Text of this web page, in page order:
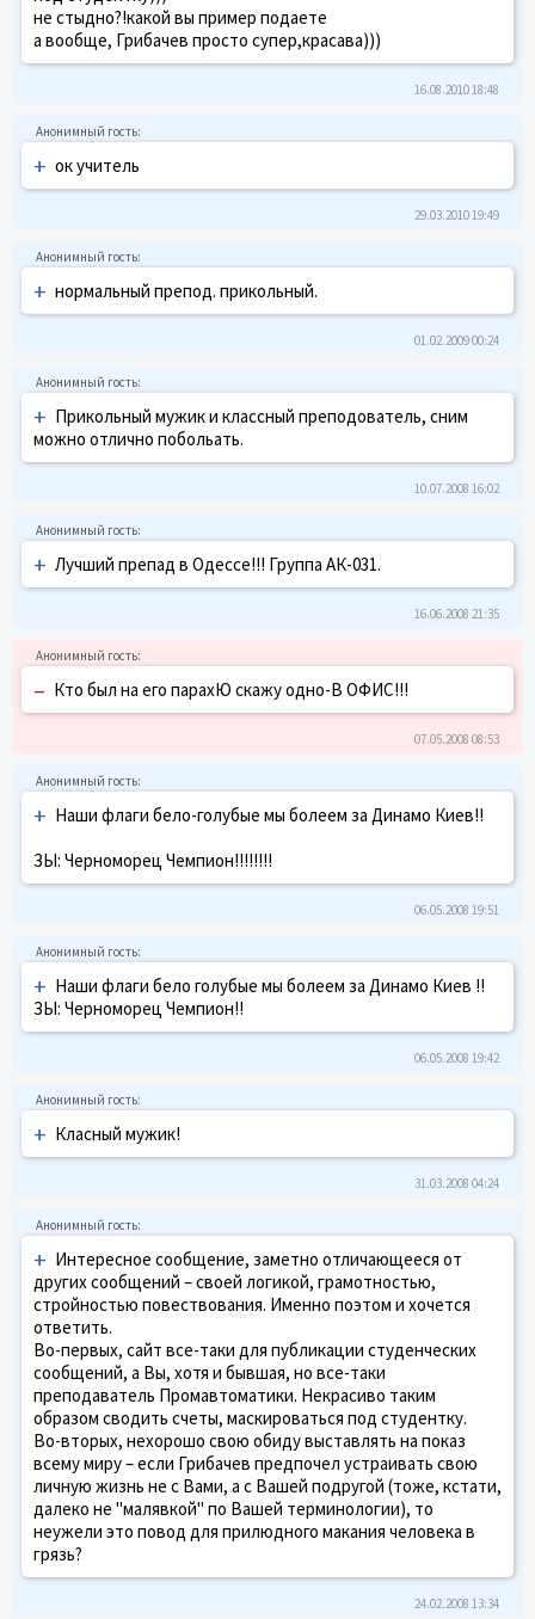
не стыдно?!какой вы пример подаете
а вообще, Грибачев просто супер,красава)))
16.08.2010 18:48
+ ок учитель
29.03.2010 19:49
+ нормальный препод. прикольный.
01.02.2009 00:24
+ Прикольный мужик и классный преподователь, сним
можно отлично побольать.
10.07.2008 16:02
+ Лучший препад в Одессе!!! Группа АК-031.
16.06.2008 21:35
– Кто был на его парахЮ скажу одно-В ОФИС!!!
07.05.2008 08:53
+ Наши флаги бело-голубые мы болеем за Динамо Киев!!
ЗЫ: Черноморец Чемпион!!!!!!!!
06.05.2008 19:51
+ Наши флаги бело голубые мы болеем за Динамо Киев !!
ЗЫ: Черноморец Чемпион!!
06.05.2008 19:42
+ Класный мужик!
31.03.2008 04:24
+ Интересное сообщение, заметно отличающееся от
других сообщений – своей логикой, грамотностью,
стройностью повествования. Именно поэтом и хочется
ответить.
Во-первых, сайт все-таки для публикации студенческих
сообщений, а Вы, хотя и бывшая, но все-таки
преподаватель Промавтоматики. Некрасиво таким
образом сводить счеты, маскироваться под студентку.
Во-вторых, нехорошо свою обиду выставлять на показ
всему миру – если Грибачев предпочел устраивать свою
личную жизнь не с Вами, а с Вашей подругой (тоже, кстати,
далеко не "малявкой" по Вашей терминологии), то
неужели это повод для прилюдного макания человека в
грязь?
24.02.2008 13:34